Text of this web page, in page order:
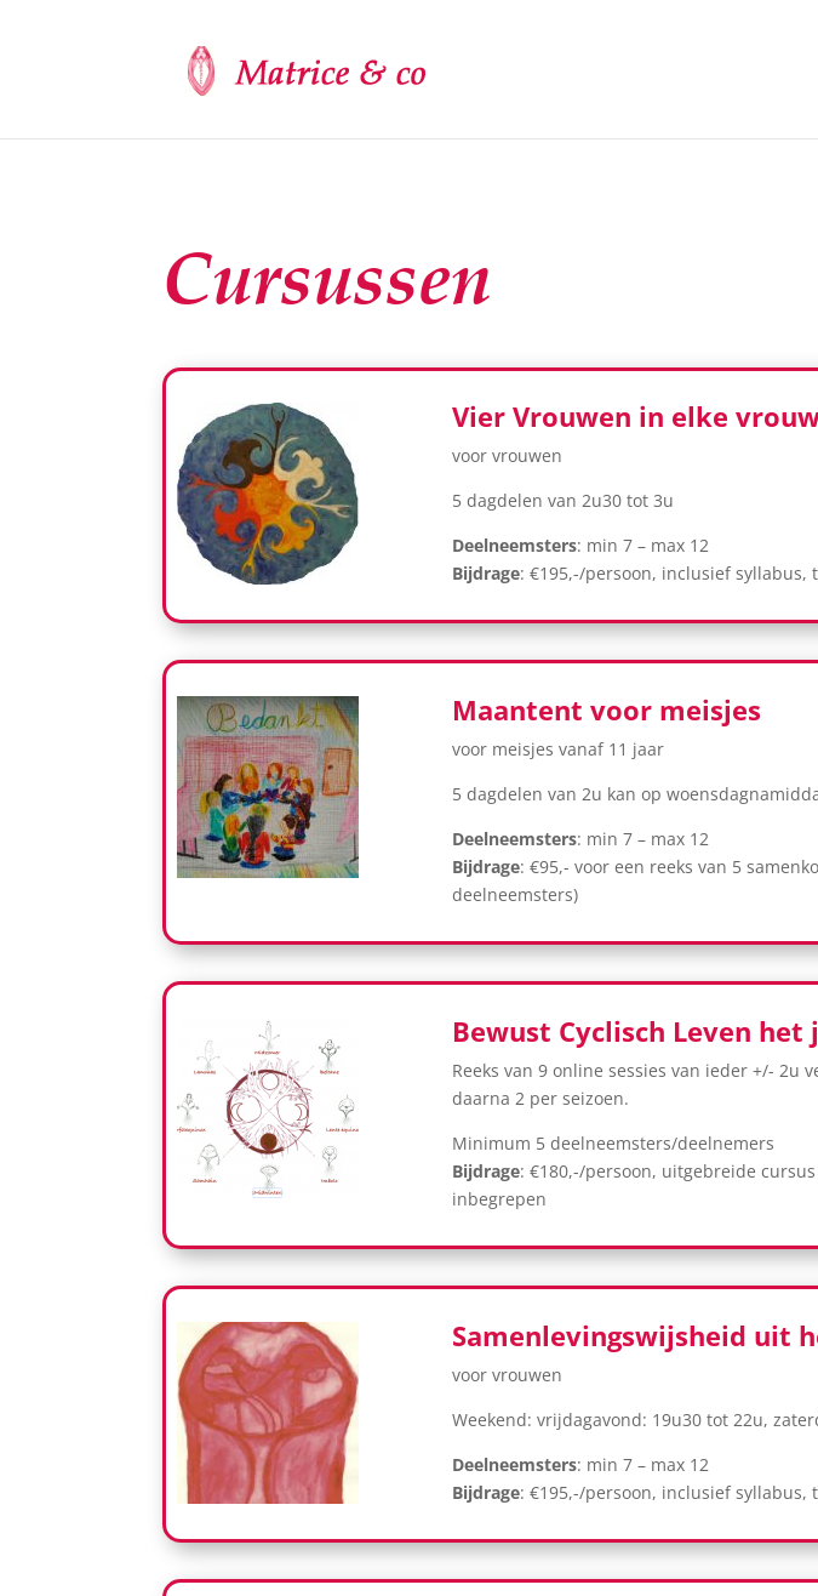
Cursussen
Vier Vrouwen in elke
voor vrouwen
5 dagdelen van 2u30 tot 3u
Deelneemsters: min 7 – max 12
Bijdrage: €195,-/persoon, inclusief
Maantent voor meisjes
voor meisjes vanaf 11 jaar
5 dagdelen van 2u kan op
Deelneemsters: min 7 – max 12
Bijdrage: €95,- voor een reeks van 5
deelneemsters)
Bewust Cyclisch Leven
Reeks van 9 online sessies van ieder +/- 2u
daarna 2 per seizoen.
Minimum 5 deelneemsters/deelnemers
Bijdrage: €180,-/persoon, uitgebreide
inbegrepen
Samenlevingswijsheid uit
voor vrouwen
Weekend: vrijdagavond: 19u30 tot 22u,
Deelneemsters: min 7 – max 12
Bijdrage: €195,-/persoon, inclusief